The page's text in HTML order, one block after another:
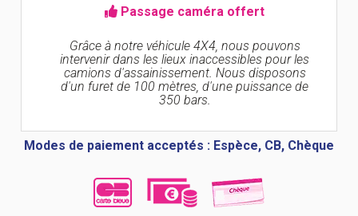
Passage caméra offert
Grâce à notre véhicule 4X4, nous pouvons
intervenir dans les lieux inaccessibles pour les
camions d'assainissement. Nous disposons
d'un furet de 100 mètres, d'une puissance de
350 bars.
Modes de paiement acceptés : Espèce, CB, Chèque